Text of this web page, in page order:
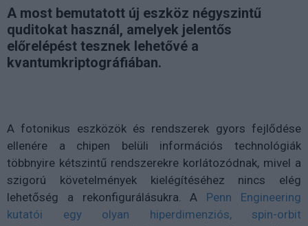
A most bemutatott új eszköz négyszintű
quditokat használ, amelyek jelentős
előrelépést tesznek lehetővé a
kvantumkriptográfiában.
A fotonikus eszközök és rendszerek gyors fejlődése
ellenére a chipen belüli információs technológiák
többnyire kétszintű rendszerekre korlátozódnak, mivel a
szigorú követelmények kielégítéséhez nincs elég
lehetőség a rekonfigurálásukra. A Penn Engineering
kutatói egy olyan hiperdimenziós, spin-orbit